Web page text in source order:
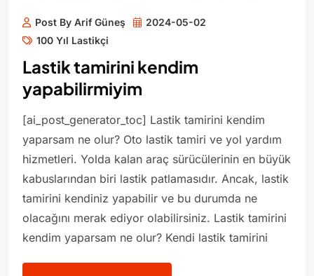
Post By Arif Güneş
2024-05-02
100 Yıl Lastikçi
Lastik tamirini kendim
yapabilirmiyim
[ai_post_generator_toc] Lastik tamirini kendim
yaparsam ne olur? Oto lastik tamiri ve yol yardım
hizmetleri. Yolda kalan araç sürücülerinin en büyük
kabuslarından biri lastik patlamasıdır. Ancak, lastik
tamirini kendiniz yapabilir ve bu durumda ne
olacağını merak ediyor olabilirsiniz. Lastik tamirini
kendim yaparsam ne olur? Kendi lastik tamirini